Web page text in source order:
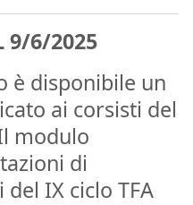
9/6/2025
è disponibile un
ai corsisti del
modulo
di
IX ciclo TFA